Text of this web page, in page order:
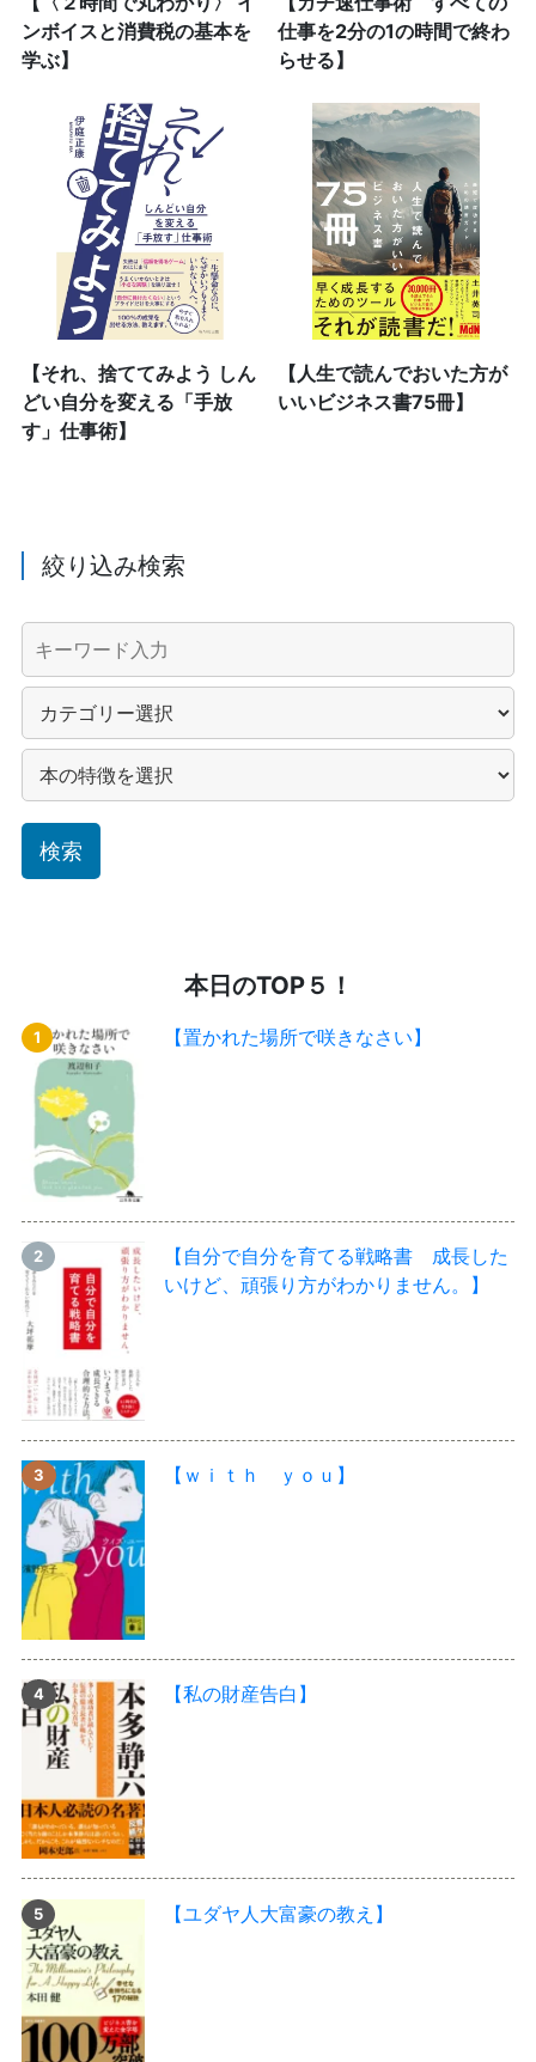
ンボイスと消費税の基本を
学ぶ】
仕事を2分の1の時間で終わ
らせる】
【それ、捨ててみよう しん
どい自分を変える「手放
す」仕事術】
【人生で読んでおいた方が
いいビジネス書75冊】
絞り込み検索
本日のTOP５！
【置かれた場所で咲きなさい】
【自分で自分を育てる戦略書 成長した
いけど、頑張り方がわかりません。】
【ｗｉｔｈ ｙｏｕ】
【私の財産告白】
【ユダヤ人大富豪の教え】